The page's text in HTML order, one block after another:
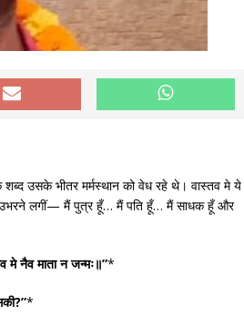
उसके भीतर मर्मस्थान को वेध रहे थे। वास्तव मे ये
लगीं— मैं पुत्र हूँ… मैं पति हूँ… मैं साधक हूँ और
मे नैव माता न जन्मः॥”*
*